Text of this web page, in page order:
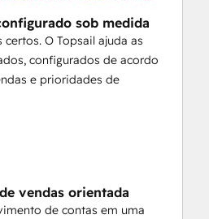
sob medida
O Topsail ajuda as
configurados de acordo
e prioridades de
vendas orientada
de contas em uma